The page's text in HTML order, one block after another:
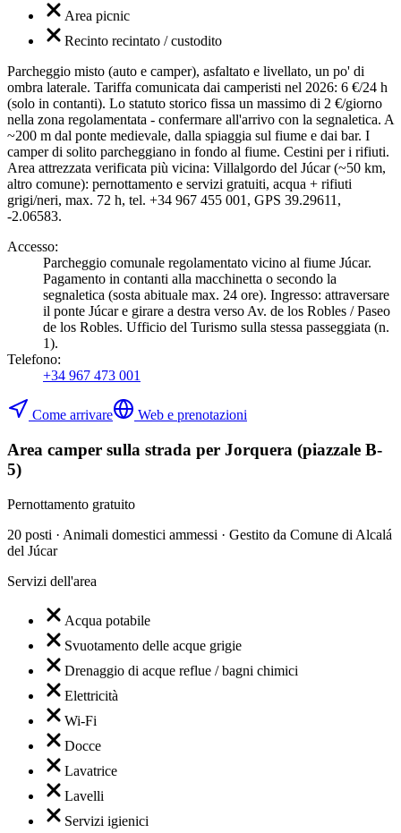
Area picnic
Recinto recintato / custodito
Parcheggio misto (auto e camper), asfaltato e livellato, un po' di
ombra laterale. Tariffa comunicata dai camperisti nel 2026: 6 €/24 h
(solo in contanti). Lo statuto storico fissa un massimo di 2 €/giorno
nella zona regolamentata - confermare all'arrivo con la segnaletica. A
~200 m dal ponte medievale, dalla spiaggia sul fiume e dai bar. I
camper di solito parcheggiano in fondo al fiume. Cestini per i rifiuti.
Area attrezzata verificata più vicina: Villalgordo del Júcar (~50 km,
altro comune): pernottamento e servizi gratuiti, acqua + rifiuti
grigi/neri, max. 72 h, tel. +34 967 455 001, GPS 39.29611,
-2.06583.
Accesso:
Parcheggio comunale regolamentato vicino al fiume Júcar.
Pagamento in contanti alla macchinetta o secondo la
segnaletica (sosta abituale max. 24 ore). Ingresso: attraversare
il ponte Júcar e girare a destra verso Av. de los Robles / Paseo
de los Robles. Ufficio del Turismo sulla stessa passeggiata (n.
1).
Telefono:
+34 967 473 001
Come arrivare Web e prenotazioni
Area camper sulla strada per Jorquera (piazzale B-
5)
Pernottamento gratuito
20 posti · Animali domestici ammessi · Gestito da Comune di Alcalá
del Júcar
Servizi dell'area
Acqua potabile
Svuotamento delle acque grigie
Drenaggio di acque reflue / bagni chimici
Elettricità
Wi-Fi
Docce
Lavatrice
Lavelli
Servizi igienici